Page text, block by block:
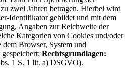
zwei Jahren betragen. Hierbei wird
Identifikator gebildet und mit dem
Angaben zur Reichweite der
Kategorien von Cookies und/oder
dem Browser, System und
Rechtsgrundlagen:
1 S. 1 lit. a) DSGVO).